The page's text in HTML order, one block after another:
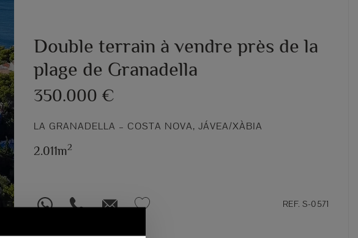
Double terrain à vendre près de la
plage de Granadella
350.000 €
LA GRANADELLA – COSTA NOVA, JÁVEA/XÀBIA
2.011m2
REF. S-0571